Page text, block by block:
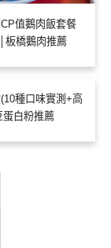
值鵝肉飯套餐
板橋鵝肉推薦
種口味實測+高
白粉推薦